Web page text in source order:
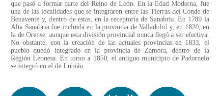
que pasó a formar parte del Reino de León. En la Edad Moderna, fue
una de las localidades que se integraron entre las Tierras del Conde de
Benavente y, dentro de estas, en la receptoría de Sanabria. En 1789 la
Alta Sanabria fue incluida en la provincia de Valladolid y, en 1820, en
la de Orense, aunque esta división provincial nunca llegó a ser efectiva.
No obstante, con la creación de las actuales provincias en 1833, el
pueblo quedó integrado en la provincia de Zamora, dentro de la
Región Leonesa. En torno a 1850, el antiguo municipio de Padornelo
se integró en el de Lubián.